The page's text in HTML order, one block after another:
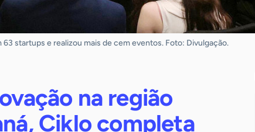
startups e realizou mais de cem eventos. Foto: Divulgação.
na região
Ciklo completa